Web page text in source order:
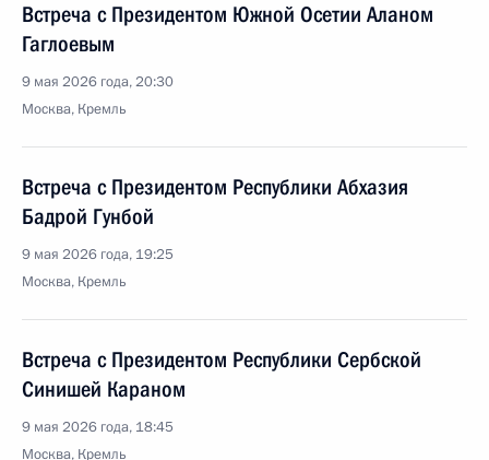
Встреча с Президентом Южной Осетии Аланом
Гаглоевым
9 мая 2026 года, 20:30
Москва, Кремль
Встреча с Президентом Республики Абхазия
Бадрой Гунбой
9 мая 2026 года, 19:25
Москва, Кремль
Встреча с Президентом Республики Сербской
Синишей Караном
9 мая 2026 года, 18:45
Москва, Кремль